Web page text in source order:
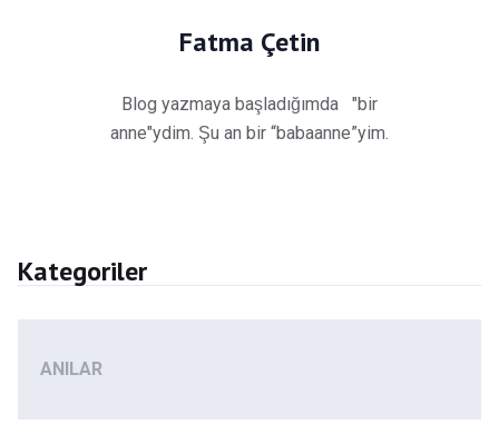
Fatma Çetin
Blog yazmaya başladığımda "bir
anne"ydim. Şu an bir “babaanne”yim.
Kategoriler
ANILAR